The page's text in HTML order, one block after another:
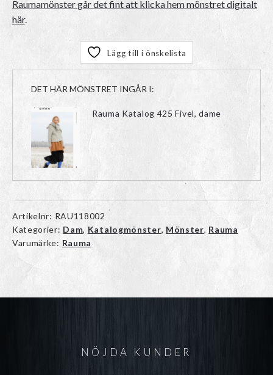
Raumamönster går det fint att klicka hem mönstret digitalt
här.
Lägg till i önskelista
DET HÄR MÖNSTRET INGÅR I:
Rauma Katalog 425 Fivel, dame
Artikelnr: RAU118002
Kategorier: Dam, Katalogmönster, Mönster, Rauma
Varumärke: Rauma
NÖJDA KUNDER